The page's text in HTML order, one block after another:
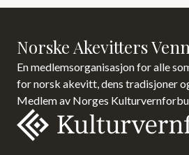
Norske Akevitters
En medlemsorganisasjon for alle
for norsk akevitt, dens tradisjoner
Medlem av Norges